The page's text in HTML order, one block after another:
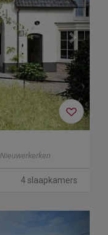
Nieuwerkerken
4 slaapkamers